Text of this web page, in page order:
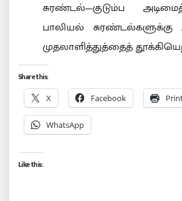
சுரண்டல்—குடும்ப
பாலியல்
முதலாளித்துத்தைத்
Share this:
X Facebook
WhatsApp
Like this: